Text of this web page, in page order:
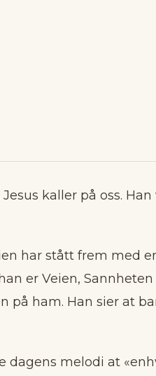
kaller på oss. Han
har stått frem med
er Veien, Sannheten
på ham. Han sier at
dagens melodi at